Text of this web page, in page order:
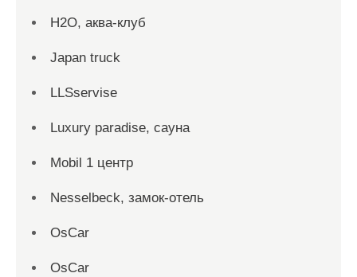
H2O, аква-клуб
Japan truck
LLSservise
Luxury paradise, сауна
Mobil 1 центр
Nesselbeck, замок-отель
OsCar
OsCar